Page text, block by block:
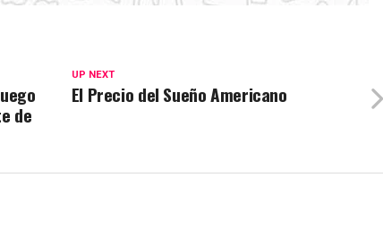
UP NEXT
El Precio del Sueño Americano
de